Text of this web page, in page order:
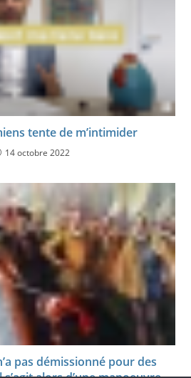
tente de m’intimider
14 octobre 2022
pas démissionné pour des